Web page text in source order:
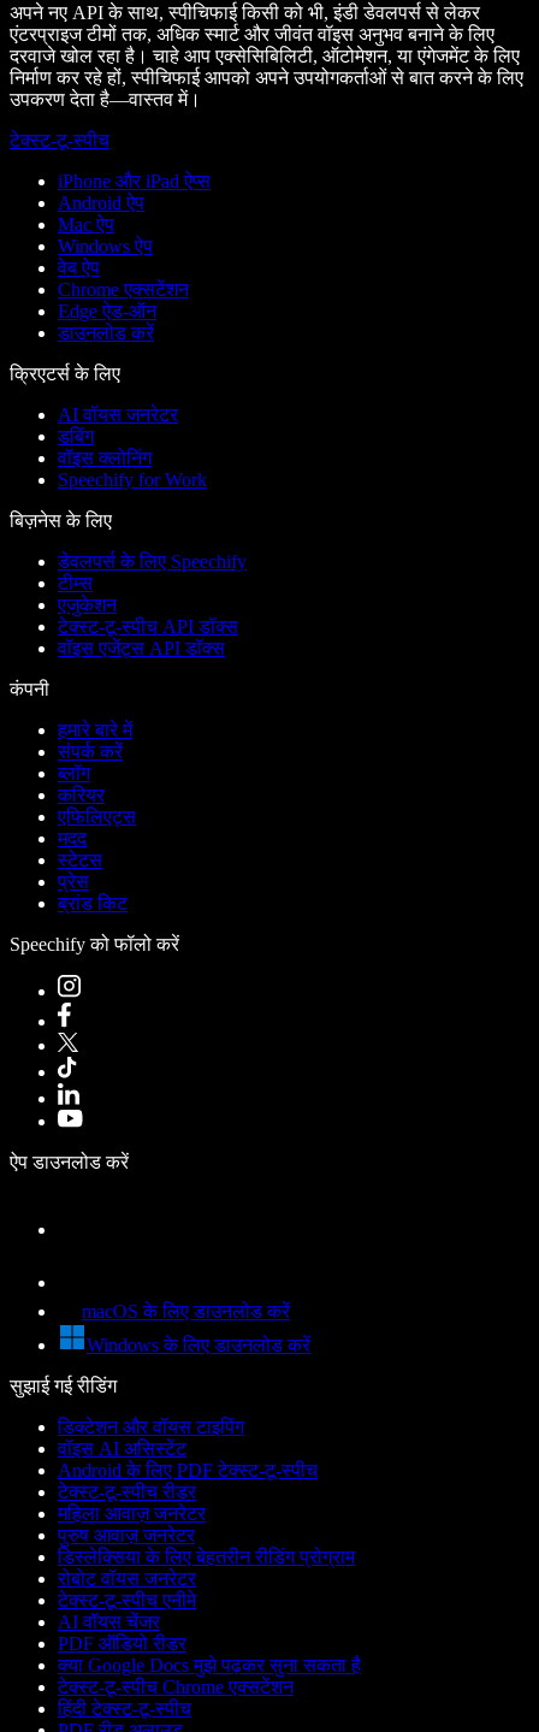
अपने नए API के साथ, स्पीचिफाई किसी को भी, इंडी डेवलपर्स से लेकर
एंटरप्राइज टीमों तक, अधिक स्मार्ट और जीवंत वॉइस अनुभव बनाने के लिए
दरवाजे खोल रहा है। चाहे आप एक्सेसिबिलिटी, ऑटोमेशन, या एंगेजमेंट के लिए
निर्माण कर रहे हों, स्पीचिफाई आपको अपने उपयोगकर्ताओं से बात करने के लिए
उपकरण देता है—वास्तव में।
टेक्स्ट-टू-स्पीच
iPhone और iPad ऐप्स
Android ऐप
Mac ऐप
Windows ऐप
वेब ऐप
Chrome एक्सटेंशन
Edge ऐड-ऑन
डाउनलोड करें
क्रिएटर्स के लिए
AI वॉयस जनरेटर
डबिंग
वॉइस क्लोनिंग
Speechify for Work
बिज़नेस के लिए
डेवलपर्स के लिए Speechify
टीम्स
एजुकेशन
टेक्स्ट-टू-स्पीच API डॉक्स
वॉइस एजेंट्स API डॉक्स
कंपनी
हमारे बारे में
संपर्क करें
ब्लॉग
करियर
एफिलिएट्स
मदद
स्टेटस
प्रेस
ब्रांड किट
Speechify को फॉलो करें
ऐप डाउनलोड करें
macOS के लिए डाउनलोड करें
Windows के लिए डाउनलोड करें
सुझाई गई रीडिंग
डिक्टेशन और वॉयस टाइपिंग
वॉइस AI असिस्टेंट
Android के लिए PDF टेक्स्ट-टू-स्पीच
टेक्स्ट-टू-स्पीच रीडर
महिला आवाज़ जनरेटर
पुरुष आवाज़ जनरेटर
डिस्लेक्सिया के लिए बेहतरीन रीडिंग प्रोग्राम
रोबोट वॉयस जनरेटर
टेक्स्ट-टू-स्पीच एनीमे
AI वॉयस चेंजर
PDF ऑडियो रीडर
क्या Google Docs मुझे पढ़कर सुना सकता है
टेक्स्ट-टू-स्पीच Chrome एक्सटेंशन
हिंदी टेक्स्ट-टू-स्पीच